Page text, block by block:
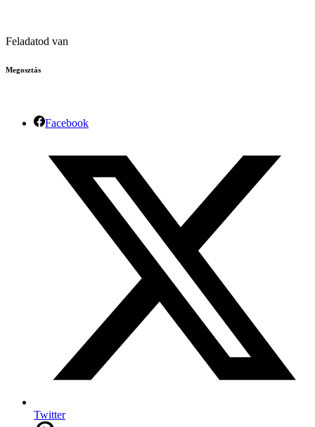
Feladatod van
Megosztás
Facebook
Twitter